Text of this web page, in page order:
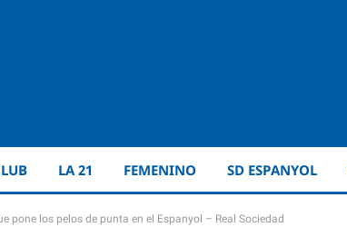
LA 21 FEMENINO SD ESPANYOL
pone los pelos de punta en el Espanyol – Real Sociedad